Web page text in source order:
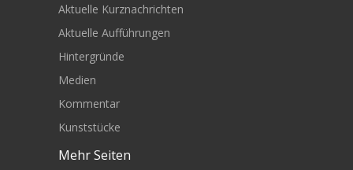
Aktuelle Kurznachrichten
Aktuelle Aufführungen
Hintergründe
Medien
Kommentar
Kunststücke
Mehr Seiten